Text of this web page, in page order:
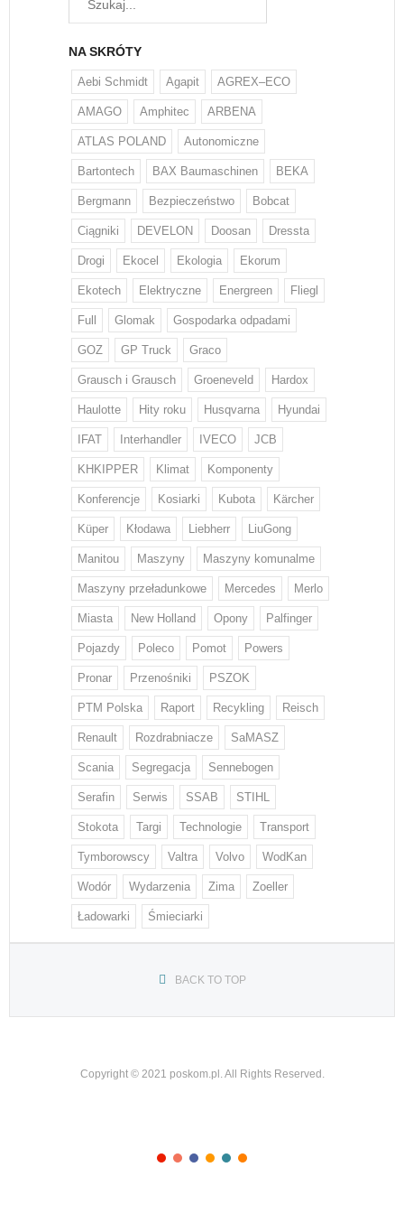
NA SKRÓTY
Aebi Schmidt Agapit AGREX–ECO
AMAGO Amphitec ARBENA
ATLAS POLAND Autonomiczne
Bartontech BAX Baumaschinen BEKA
Bergmann Bezpieczeństwo Bobcat
Ciągniki DEVELON Doosan Dressta
Drogi Ekocel Ekologia Ekorum
Ekotech Elektryczne Energreen Fliegl
Full Glomak Gospodarka odpadami
GOZ GP Truck Graco
Grausch i Grausch Groeneveld Hardox
Haulotte Hity roku Husqvarna Hyundai
IFAT Interhandler IVECO JCB
KHKIPPER Klimat Komponenty
Konferencje Kosiarki Kubota Kärcher
Küper Kłodawa Liebherr LiuGong
Manitou Maszyny Maszyny komunalme
Maszyny przeładunkowe Mercedes Merlo
Miasta New Holland Opony Palfinger
Pojazdy Poleco Pomot Powers
Pronar Przenośniki PSZOK
PTM Polska Raport Recykling Reisch
Renault Rozdrabniacze SaMASZ
Scania Segregacja Sennebogen
Serafin Serwis SSAB STIHL
Stokota Targi Technologie Transport
Tymborowscy Valtra Volvo WodKan
Wodór Wydarzenia Zima Zoeller
Ładowarki Śmieciarki
BACK TO TOP
Copyright © 2021 poskom.pl. All Rights Reserved.